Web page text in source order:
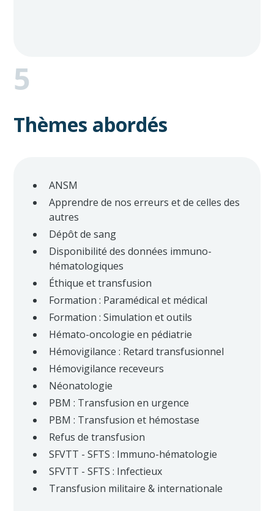
5
Thèmes abordés
ANSM
Apprendre de nos erreurs et de celles des
autres
Dépôt de sang
Disponibilité des données immuno-
hématologiques
Éthique et transfusion
Formation : Paramédical et médical
Formation : Simulation et outils
Hémato-oncologie en pédiatrie
Hémovigilance : Retard transfusionnel
Hémovigilance receveurs
Néonatologie
PBM : Transfusion en urgence
PBM : Transfusion et hémostase
Refus de transfusion
SFVTT - SFTS : Immuno-hématologie
SFVTT - SFTS : Infectieux
Transfusion militaire & internationale